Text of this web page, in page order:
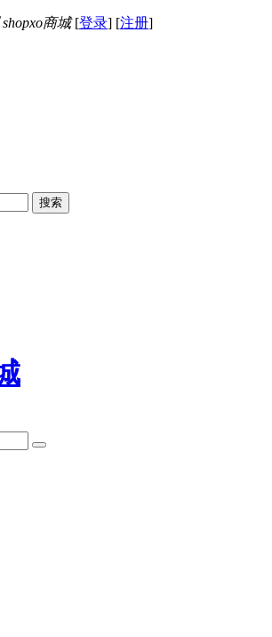
shopxo商城[登录] [注册]